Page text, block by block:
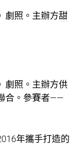
劇照。主辦方甜
劇照。主辦方供
合。參賽者——
年攜手打造的